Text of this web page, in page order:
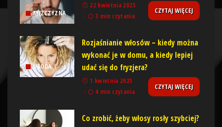
MĘŻCZYZNA
22 kwietnia 2025
3 min czytania
CZYTAJ WIĘCEJ
URODA
Rozjaśnianie włosów – kiedy można
wykonać je w domu, a kiedy lepiej
udać się do fryzjera?
1 kwietnia 2025
4 min czytania
CZYTAJ WIĘCEJ
Co zrobić, żeby włosy rosły szybciej?